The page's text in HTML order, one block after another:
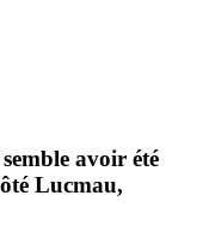
avoir été
Lucmau,